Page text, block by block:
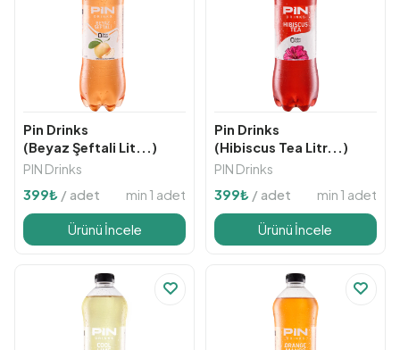
Pin Drinks
(Beyaz Şeftali Lit...)
PIN Drinks
399₺/ adet min 1 adet
Ürünü İncele
Pin Drinks
(Hibiscus Tea Litr...)
PIN Drinks
399₺/ adet min 1 adet
Ürünü İncele